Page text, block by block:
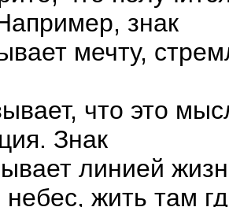
знак
мечту,
что это
Знак
линией
жить там